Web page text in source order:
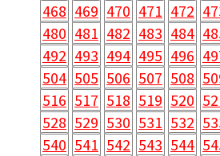
468 469 470 471 472
480 481 482 483 484
492 493 494 495 496
504 505 506 507 508
516 517 518 519 520
528 529 530 531 532
540 541 542 543 544